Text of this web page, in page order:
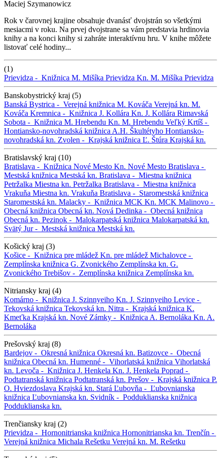
Maciej Szymanowicz
Rok v čarovnej krajine obsahuje dvanásť dvojstrán so všetkými
mesiacmi v roku. Na prvej dvojstrane sa vám predstavia hrdinovia
knihy a na konci knihy si zahráte interaktívnu hru. V knihe môžete
listovať celé hodiny...
(1)
Prievidza - Knižnica M. Mišíka Prievidza Kn. M. Mišíka Prievidza
Banskobystrický kraj (5)
Banská Bystrica - Verejná knižnica M. Kováča Verejná kn. M.
Kováča Kremnica - Knižnica J. Kollára Kn. J. Kollára Rimavská
Sobota - Knižnica M. Hrebendu Kn. M. Hrebendu Veľký Krtíš -
Hontiansko-novohradská knižnica A.H. Škultétyho Hontiansko-
novohradská kn. Zvolen - Krajská knižnica Ľ. Štúra Krajská kn.
Bratislavský kraj (10)
Bratislava - Knižnica Nové Mesto Kn. Nové Mesto Bratislava -
Mestská knižnica Mestská kn. Bratislava - Miestna knižnica
Petržalka Miestna kn. Petržalka Bratislava - Miestna knižnica
Vrakuňa Miestna kn. Vrakuňa Bratislava - Staromestská knižnica
Staromestská kn. Malacky - Knižnica MCK Kn. MCK Malinovo -
Obecná knižnica Obecná kn. Nová Dedinka - Obecná knižnica
Obecná kn. Pezinok - Malokarpatská knižnica Malokarpatská kn.
Svätý Jur - Mestská knižnica Mestská kn.
Košický kraj (3)
Košice - Knižnica pre mládež Kn. pre mládež Michalovce -
Zemplínska knižnica G. Zvonického Zemplínska kn. G.
Zvonického Trebišov - Zemplínska knižnica Zemplínska kn.
Nitriansky kraj (4)
Komárno - Knižnica J. Szinnyeiho Kn. J. Szinnyeiho Levice -
Tekovská knižnica Tekovská kn. Nitra - Krajská knižnica K.
Kmeťka Krajská kn. Nové Zámky - Knižnica A. Bernoláka Kn. A.
Bernoláka
Prešovský kraj (8)
Bardejov - Okresná knižnica Okresná kn. Batizovce - Obecná
knižnica Obecná kn. Humenné - Vihorlatská knižnica Vihorlatská
kn. Levoča - Knižnica J. Henkela Kn. J. Henkela Poprad -
Podtatranská knižnica Podtatranská kn. Prešov - Krajská knižnica P.
O. Hviezdoslava Krajská kn. Stará Ľubovňa - Ľubovnianska
knižnica Ľubovnianska kn. Svidník - Podduklianska knižnica
Podduklianska kn.
Trenčiansky kraj (2)
Prievidza - Hornonitrianska knižnica Hornonitrianska kn. Trenčín -
Verejná knižnica Michala Rešetku Verejná kn. M. Rešetku